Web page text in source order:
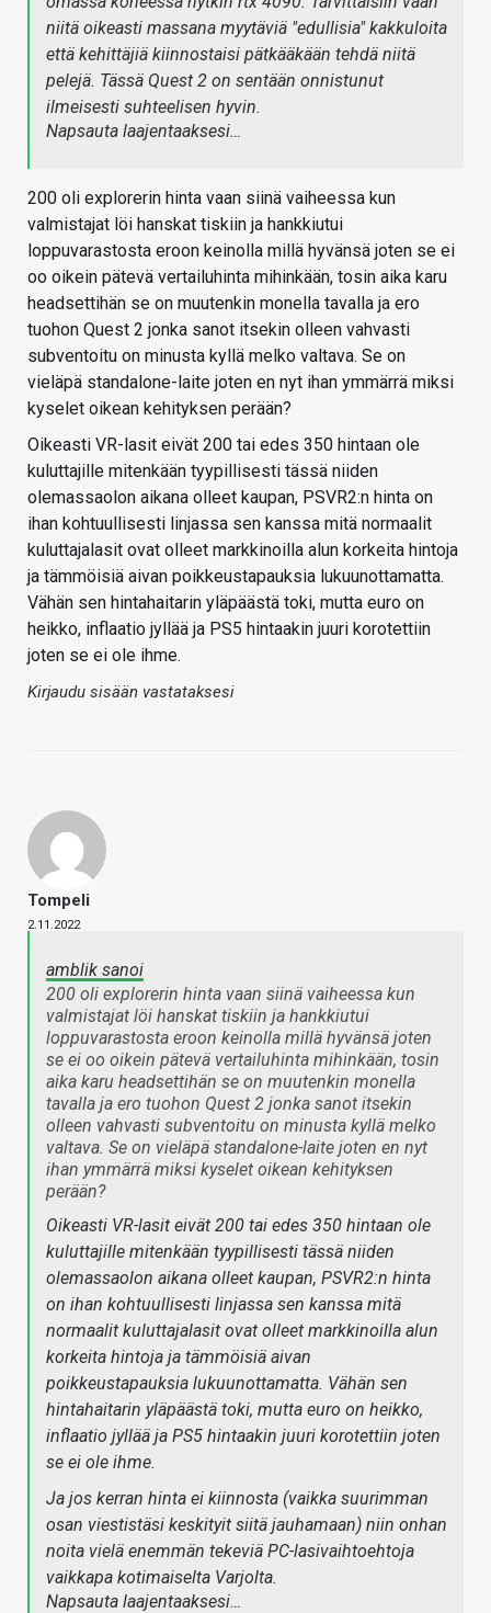
niitä oikeasti massana myytäviä "edullisia" kakkuloita
että kehittäjiä kiinnostaisi pätkääkään tehdä niitä
pelejä. Tässä Quest 2 on sentään onnistunut
ilmeisesti suhteelisen hyvin.
Napsauta laajentaaksesi…
200 oli explorerin hinta vaan siinä vaiheessa kun
valmistajat löi hanskat tiskiin ja hankkiutui
loppuvarastosta eroon keinolla millä hyvänsä joten se ei
oo oikein pätevä vertailuhinta mihinkään, tosin aika karu
headsettihän se on muutenkin monella tavalla ja ero
tuohon Quest 2 jonka sanot itsekin olleen vahvasti
subventoitu on minusta kyllä melko valtava. Se on
vieläpä standalone-laite joten en nyt ihan ymmärrä miksi
kyselet oikean kehityksen perään?
Oikeasti VR-lasit eivät 200 tai edes 350 hintaan ole
kuluttajille mitenkään tyypillisesti tässä niiden
olemassaolon aikana olleet kaupan, PSVR2:n hinta on
ihan kohtuullisesti linjassa sen kanssa mitä normaalit
kuluttajalasit ovat olleet markkinoilla alun korkeita hintoja
ja tämmöisiä aivan poikkeustapauksia lukuunottamatta.
Vähän sen hintahaitarin yläpäästä toki, mutta euro on
heikko, inflaatio jyllää ja PS5 hintaakin juuri korotettiin
joten se ei ole ihme.
Kirjaudu sisään vastataksesi
Tompeli
2.11.2022
amblik sanoi
200 oli explorerin hinta vaan siinä vaiheessa kun
valmistajat löi hanskat tiskiin ja hankkiutui
loppuvarastosta eroon keinolla millä hyvänsä joten
se ei oo oikein pätevä vertailuhinta mihinkään, tosin
aika karu headsettihän se on muutenkin monella
tavalla ja ero tuohon Quest 2 jonka sanot itsekin
olleen vahvasti subventoitu on minusta kyllä melko
valtava. Se on vieläpä standalone-laite joten en nyt
ihan ymmärrä miksi kyselet oikean kehityksen
perään?
Oikeasti VR-lasit eivät 200 tai edes 350 hintaan ole
kuluttajille mitenkään tyypillisesti tässä niiden
olemassaolon aikana olleet kaupan, PSVR2:n hinta
on ihan kohtuullisesti linjassa sen kanssa mitä
normaalit kuluttajalasit ovat olleet markkinoilla alun
korkeita hintoja ja tämmöisiä aivan
poikkeustapauksia lukuunottamatta. Vähän sen
hintahaitarin yläpäästä toki, mutta euro on heikko,
inflaatio jyllää ja PS5 hintaakin juuri korotettiin joten
se ei ole ihme.
Ja jos kerran hinta ei kiinnosta (vaikka suurimman
osan viestistäsi keskityit siitä jauhamaan) niin onhan
noita vielä enemmän tekeviä PC-lasivaihtoehtoja
vaikkapa kotimaiselta Varjolta.
Napsauta laajentaaksesi…